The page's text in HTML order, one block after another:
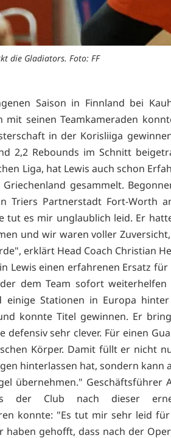
die Gladiators. Foto: FF
Saison in Finnland bei
mit seinen Teamkameraden
in der Korisliiga
2,2 Rebounds im Schnitt
Liga, hat Lewis auch schon
gesammelt.
Triers Partnerstadt Fort-Worth
tut es mir unglaublich leid. Er
und wir waren voller
erklärt Head Coach Christian
Lewis einen erfahrenen Ersatz für
dem Team sofort weiterhelfen
Stationen in Europa hinter
konnte Titel gewinnen. Er
sehr clever. Für einen
Körper. Damit füllt er nicht
hinterlassen hat, sondern kann
übernehmen." Geschäftsführer
der Club nach dieser
konnte: "Es tut mir sehr leid für
gehofft, dass nach der